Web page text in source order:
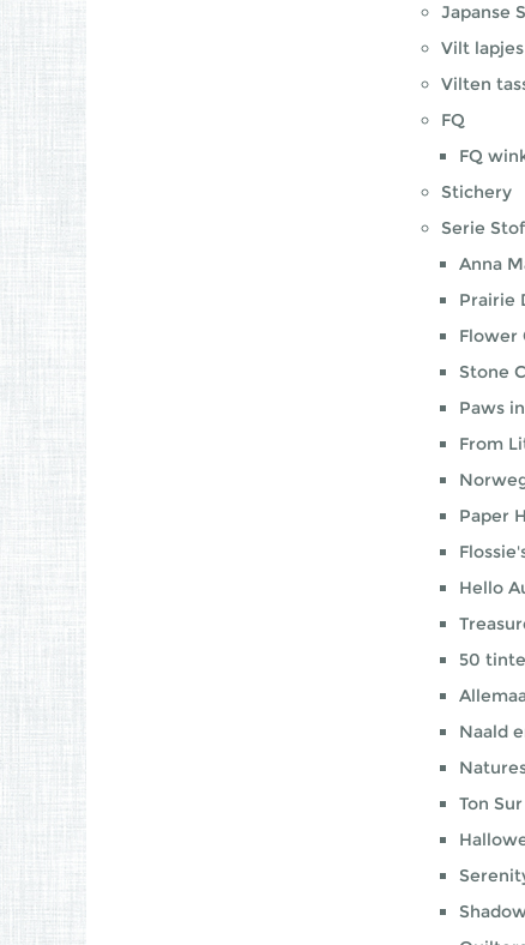
Japanse
Vilt lapjes
Vilten
FQ
FQ
Stichery
Serie
Anna
Prairie
Flower
Stone
Paws
From
Paper
Hello
50
Naald
Ton